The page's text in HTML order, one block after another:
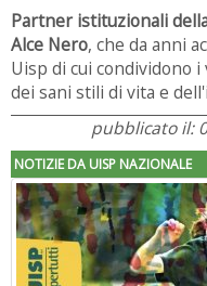
Partner istituzionali
Alce Nero, che da anni
Uisp di cui condividono
dei sani stili di vita e
pubblicato il:
NOTIZIE DA UISP NAZIONALE